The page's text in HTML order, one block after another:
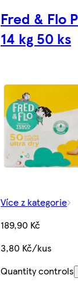
Fred & Flo
14 kg 50 ks
Více z kategorie
189,90 Kč
3,80 Kč/kus
Quantity controls